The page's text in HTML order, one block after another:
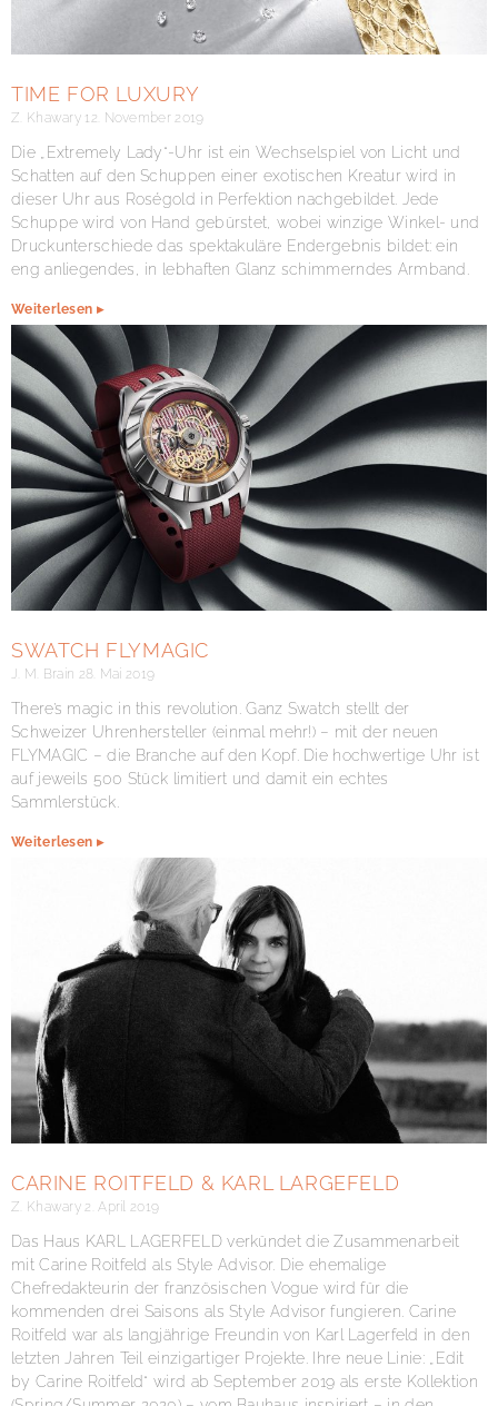
TIME FOR LUXURY
Z. Khawary 12. November 2019
Die „Extremely Lady“-Uhr ist ein Wechselspiel von Licht und
Schatten auf den Schuppen einer exotischen Kreatur wird in
dieser Uhr aus Roségold in Perfektion nachgebildet. Jede
Schuppe wird von Hand gebürstet, wobei winzige Winkel- und
Druckunterschiede das spektakuläre Endergebnis bildet: ein
eng anliegendes, in lebhaften Glanz schimmerndes Armband.
Weiterlesen ▸
SWATCH FLYMAGIC
J. M. Brain 28. Mai 2019
There’s magic in this revolution. Ganz Swatch stellt der
Schweizer Uhrenhersteller (einmal mehr!) – mit der neuen
FLYMAGIC – die Branche auf den Kopf. Die hochwertige Uhr ist
auf jeweils 500 Stück limitiert und damit ein echtes
Sammlerstück.
Weiterlesen ▸
CARINE ROITFELD & KARL LARGEFELD
Z. Khawary2. April 2019
Das Haus KARL LAGERFELD verkündet die Zusammenarbeit
mit Carine Roitfeld als Style Advisor. Die ehemalige
Chefredakteurin der französischen Vogue wird für die
kommenden drei Saisons als Style Advisor fungieren. Carine
Roitfeld war als langjährige Freundin von Karl Lagerfeld in den
letzten Jahren Teil einzigartiger Projekte. Ihre neue Linie: „Edit
by Carine Roitfeld“ wird ab September 2019 als erste Kollektion